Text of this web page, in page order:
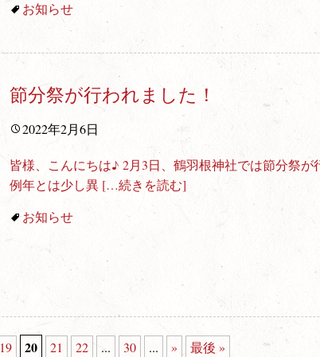
お知らせ
節分祭が行われました！
2022年2月6日
皆様、こんにちは♪ 2月3日、鶴羽根神社では節分祭
例年とは少し異 […続きを読む]
お知らせ
19 20 21 22 ... 30 ... » 最後 »